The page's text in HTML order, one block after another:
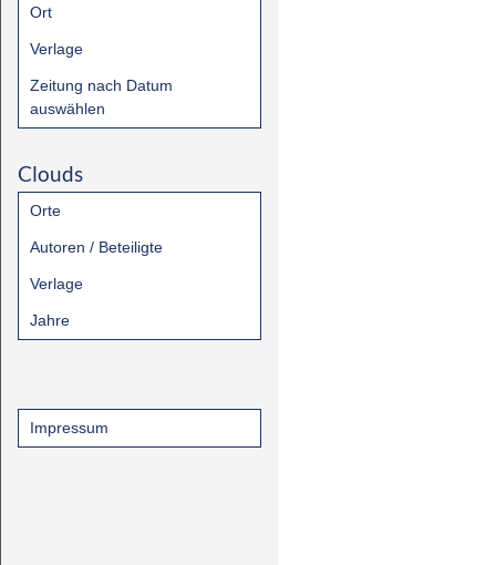
Ort
Verlage
Zeitung nach Datum
auswählen
Clouds
Orte
Autoren / Beteiligte
Verlage
Jahre
Impressum